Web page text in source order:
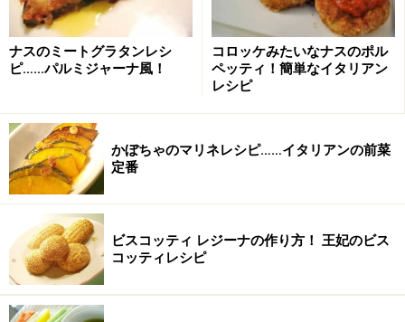
ます。
レモンクリームのリングイネの作り方・手
■レモンクリームのリングイネ
1
バターを煮とかし、すりおろしたレモンの皮を入れ
る。
手鍋にバターを煮とかし、すりおろしたレモンの皮を入
れて火を止める。
ナスのミートグラタンレシ
ピ……パルミジャーナ風！
コロッケみたいなナスのポル
ペッティ！簡単なイタリアン
レシピ
かぼちゃのマリネレシピ……イタリアンの前菜
定番
ビスコッティ レジーナの作り方！ 王妃のビス
コッティレシピ